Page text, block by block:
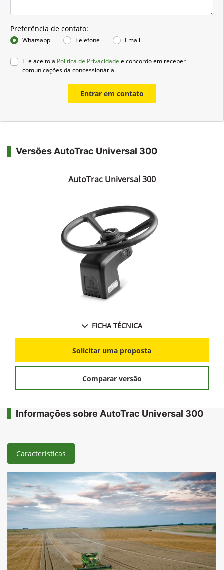
Preferência de contato:
Whatsapp Telefone Email
Li e aceito a Política de Privacidade e concordo em receber
comunicações da concessionária.
Entrar em contato
Versões AutoTrac Universal 300
AutoTrac Universal 300
FICHA TÉCNICA
Solicitar uma proposta
Comparar versão
Informações sobre AutoTrac Universal 300
Caracteristicas